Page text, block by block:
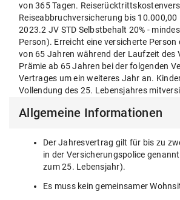
von 365 Tagen.
Reiseabbruchversicherung bis 10.000,00
2023.2 JV STD Selbstbehalt 20% -
Person). Erreicht eine versicherte Person
von 65 Jahren während der Laufzeit des
Prämie ab 65 Jahren bei der folgenden
Vertrages um ein weiteres Jahr an.
Vollendung des 25. Lebensjahres
Allgemeine Informationen
Der Jahresvertrag gilt für bis zu
in der Versicherungspolice
zum 25. Lebensjahr).
Es muss kein gemeinsamer